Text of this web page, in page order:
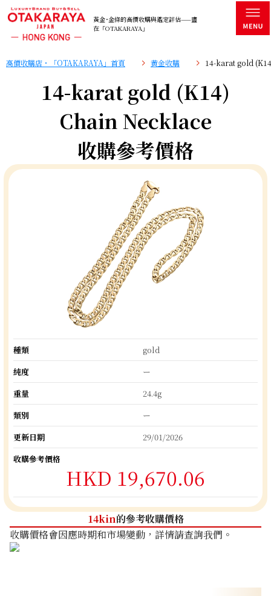
黃金･金條的高價收購與鑑定評估——盡
在「OTAKARAYA」
高價收購店・「OTAKARAYA」首頁 黄金收購 14-karat gold
14-karat gold (K14)
Chain Necklace
收購參考價格
種類
gold
純度
ー
重量
24.4g
類別
ー
更新日期
29/01/2026
收購參考價格
HKD 19,670.06
14kin的參考收購價格
收購價格會因應時期和市場變動，詳情請查詢我們。